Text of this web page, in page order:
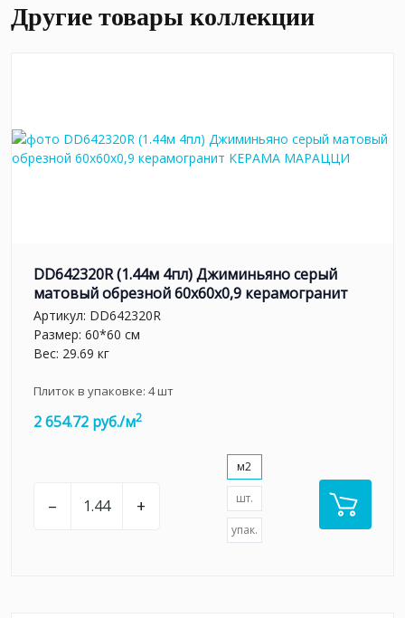
Другие товары коллекции
DD642320R (1.44м 4пл) Джиминьяно серый
матовый обрезной 60х60x0,9 керамогранит
Артикул: DD642320R
Размер: 60*60 см
Вес: 29.69 кг
Плиток в упаковке: 4шт
2 654.72 руб./м2
– +
м2
шт.
упак.